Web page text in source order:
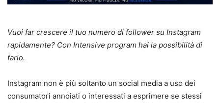
Vuoi far crescere il tuo numero di follower su Instagram
rapidamente? Con Intensive program hai la possibilità di
farlo.
Instagram non è più soltanto un social media a uso dei
consumatori annoiati o interessati a esprimere se stessi